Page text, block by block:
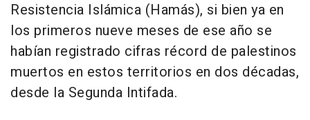
Resistencia Islámica (Hamás), si bien ya en
los primeros nueve meses de ese año se
habían registrado cifras récord de palestinos
muertos en estos territorios en dos décadas,
desde la Segunda Intifada.